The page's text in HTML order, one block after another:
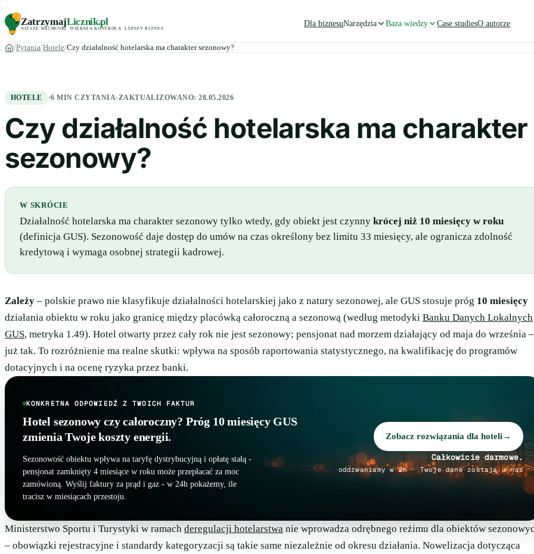
ZatrzymajLicznik.pl
NIŻSZE RACHUNKI WIĘKSZA KONTROLA LEPSZY BIZNES
Dla biznesuNarzędzia Baza wiedzy Case studiesO autorze
Pytania Hotele Czy działalność hotelarska ma charakter sezonowy?
HOTELE ·6 MIN CZYTANIA·ZAKTUALIZOWANO:28.05.2026
Czy działalność hotelarska ma charakter
sezonowy?
W SKRÓCIE
Działalność hotelarska ma charakter sezonowy tylko wtedy, gdy obiekt jest czynny krócej niż 10 miesięcy w roku
(definicja GUS). Sezonowość daje dostęp do umów na czas określony bez limitu 33 miesięcy, ale ogranicza zdolność
kredytową i wymaga osobnej strategii kadrowej.
Zależy – polskie prawo nie klasyfikuje działalności hotelarskiej jako z natury sezonowej, ale GUS stosuje próg 10 miesięcy
działania obiektu w roku jako granicę między placówką całoroczną a sezonową (według metodyki Banku Danych Lokalnych
GUS, metryka 1.49). Hotel otwarty przez cały rok nie jest sezonowy; pensjonat nad morzem działający od maja do września –
już tak. To rozróżnienie ma realne skutki: wpływa na sposób raportowania statystycznego, na kwalifikację do programów
dotacyjnych i na ocenę ryzyka przez banki.
KONKRETNA ODPOWIEDŹ Z TWOICH FAKTUR
Hotel sezonowy czy całoroczny? Próg 10 miesięcy GUS
zmienia Twoje koszty energii.
Sezonowość obiektu wpływa na taryfę dystrybucyjną i opłatę stałą -
pensjonat zamknięty 4 miesiące w roku może przepłacać za moc
zamówioną. Wyślij faktury za prąd i gaz - w 24h pokażemy, ile
tracisz w miesiącach przestoju.
Zobacz rozwiązania dla hoteli→
Całkowicie darmowe.
oddzwaniamy w 2h · Twoje dane zostają u nas
Ministerstwo Sportu i Turystyki w ramach deregulacji hotelarstwa nie wprowadza odrębnego reżimu dla obiektów
– obowiązki rejestracyjne i standardy kategoryzacji są takie same niezależnie od okresu działania. Nowelizacja dotycząca